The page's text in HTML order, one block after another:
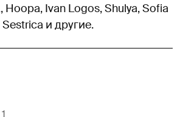
Hoopa, Ivan Logos, Shulya, Sofia
и другие.